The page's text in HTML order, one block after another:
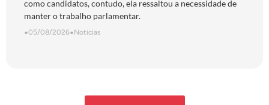
como candidatos, contudo, ela ressaltou a necessidade de
manter o trabalho parlamentar.
•05/08/2026•Notícias